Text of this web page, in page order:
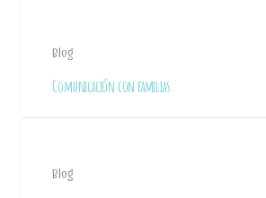
Blog
Comunicación con familias
Blog